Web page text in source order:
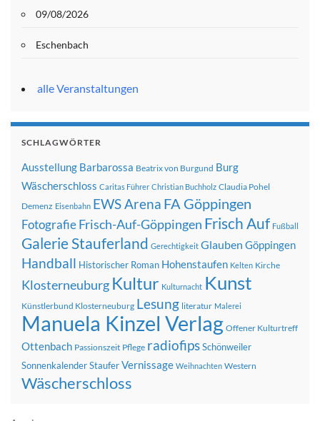
09/08/2026
Eschenbach
alle Veranstaltungen
SCHLAGWÖRTER
Ausstellung Barbarossa Beatrix von Burgund Burg
Wäscherschloss Caritas Führer Christian Buchholz Claudia Pohel
Demenz Eisenbahn EWS Arena FA Göppingen
FotografieFrisch-Auf-Göppingen Frisch Auf Fußball
Galerie Stauferland Gerechtigkeit Glauben Göppingen
Handball Historischer Roman Hohenstaufen Kelten Kirche
Klosterneuburg Kultur Kulturnacht Kunst
Künstlerbund Klosterneuburg Lesung literatur Malerei
Manuela Kinzel Verlag Offener Kulturtreff
Ottenbach Passionszeit Pflege radiofipsSchönweiler
SonnenkalenderStauferVernissage Weihnachten Western
Wäscherschloss